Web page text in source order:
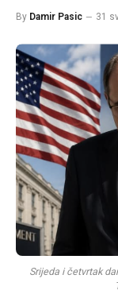
By Damir Pasic 31
Srijeda i četvrtak